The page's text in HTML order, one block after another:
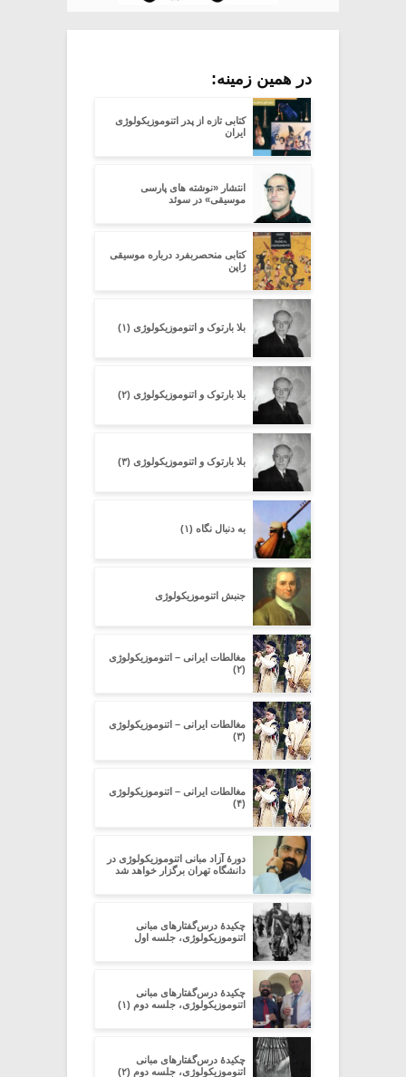
در همین زمینه:
کتابی تازه از پدر اتنوموزیکولوژی
ایران
انتشار «نوشته های پارسی
موسیقی» در سوئد
کتابی منحصربفرد درباره موسیقی
ژاپن
بلا بارتوک و اتنوموزیکولوژی (۱)
بلا بارتوک و اتنوموزیکولوژی (۲)
بلا بارتوک و اتنوموزیکولوژی (۳)
به دنبال نگاه (۱)
جنبش اتنوموزیکولوژی
مغالطات ایرانی – اتنوموزیکولوژی
(۲)
مغالطات ایرانی – اتنوموزیکولوژی
(۳)
مغالطات ایرانی – اتنوموزیکولوژی
(۴)
دورۀ آزاد مبانی اتنوموزیکولوژی در
دانشگاه تهران برگزار خواهد شد
چکیدۀ درس‌گفتارهای مبانی
اتنوموزیکولوژی، جلسه اول
چکیدۀ درس‌گفتارهای مبانی
اتنوموزیکولوژی، جلسه دوم (۱)
چکیدۀ درس‌گفتارهای مبانی
اتنوموزیکولوژی، جلسه دوم (۲)